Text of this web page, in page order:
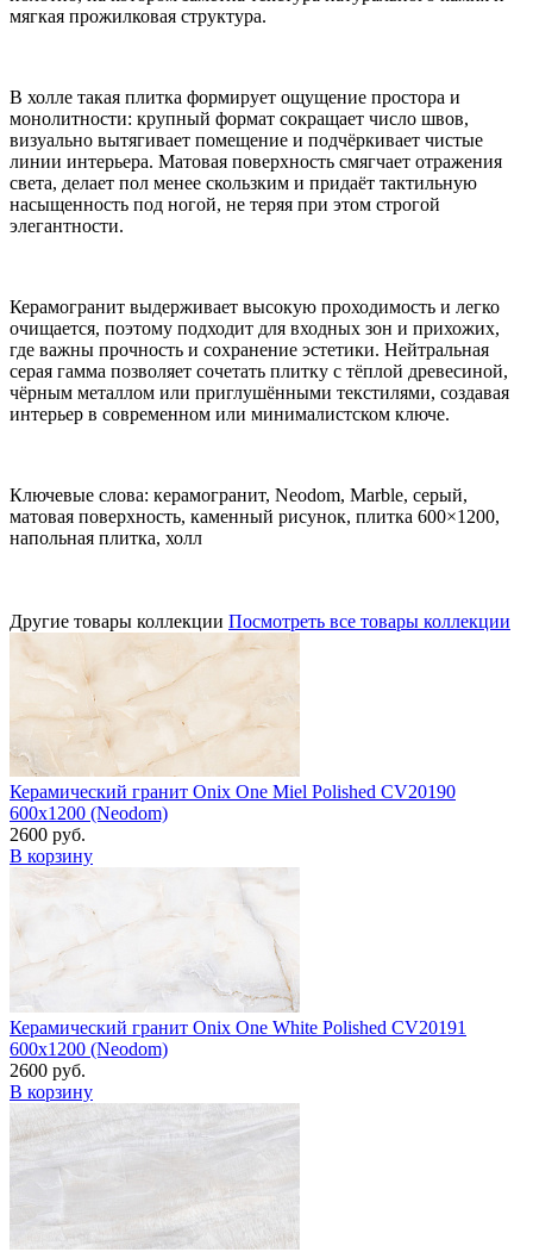
мягкая прожилковая структура.
В холле такая плитка формирует ощущение простора и
монолитности: крупный формат сокращает число швов,
визуально вытягивает помещение и подчёркивает чистые
линии интерьера. Матовая поверхность смягчает отражения
света, делает пол менее скользким и придаёт тактильную
насыщенность под ногой, не теряя при этом строгой
элегантности.
Керамогранит выдерживает высокую проходимость и легко
очищается, поэтому подходит для входных зон и прихожих,
где важны прочность и сохранение эстетики. Нейтральная
серая гамма позволяет сочетать плитку с тёплой древесиной,
чёрным металлом или приглушёнными текстилями, создавая
интерьер в современном или минималистском ключе.
Ключевые слова: керамогранит, Neodom, Marble, серый,
матовая поверхность, каменный рисунок, плитка 600×1200,
напольная плитка, холл
Другие товары коллекции Посмотреть все товары коллекции
Керамический гранит Onix One Miel Polished CV20190
600x1200 (Neodom)
2600 руб.
В корзину
Керамический гранит Onix One White Polished CV20191
600x1200 (Neodom)
2600 руб.
В корзину